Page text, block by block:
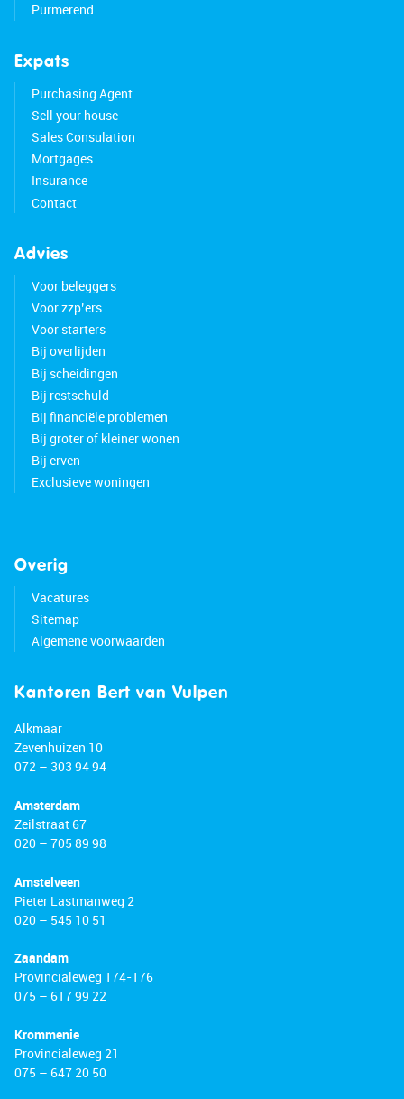
Purmerend
Expats
Purchasing Agent
Sell your house
Sales Consulation
Mortgages
Insurance
Contact
Advies
Voor beleggers
Voor zzp’ers
Voor starters
Bij overlijden
Bij scheidingen
Bij restschuld
Bij financiële problemen
Bij groter of kleiner wonen
Bij erven
Exclusieve woningen
Overig
Vacatures
Sitemap
Algemene voorwaarden
Kantoren Bert van Vulpen
Alkmaar
Zevenhuizen 10
072 – 303 94 94
Amsterdam
Zeilstraat 67
020 – 705 89 98
Amstelveen
Pieter Lastmanweg 2
020 – 545 10 51
Zaandam
Provincialeweg 174-176
075 – 617 99 22
Krommenie
Provincialeweg 21
075 – 647 20 50